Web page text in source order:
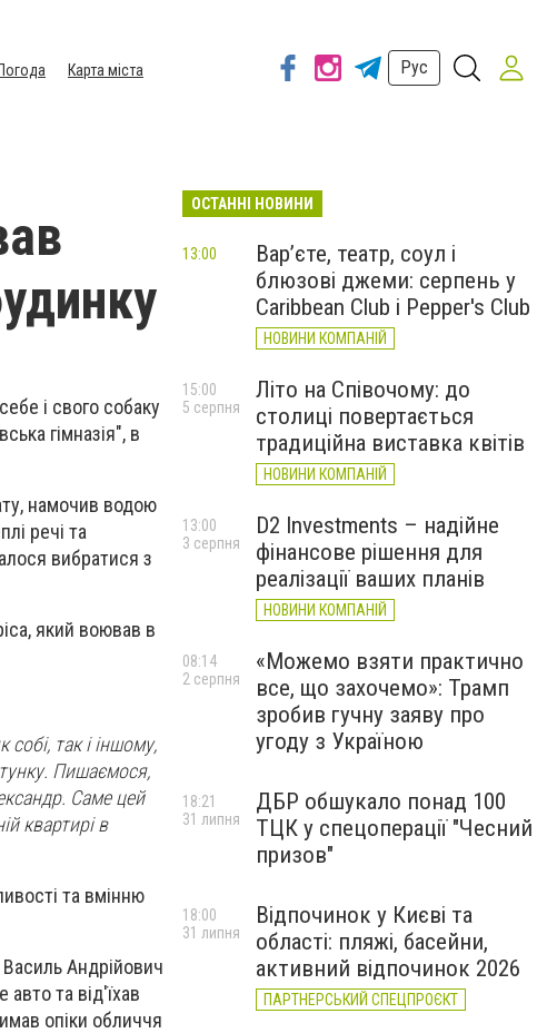
Погода
Карта міста
Рус
і свого собаку
гімназія", в
намочив водою
речі та
вибратися з
який воював в
так і іншому,
Пишаємося,
Саме цей
квартирі в
та вмінню
Василь Андрійович
та від'їхав
опіки обличчя
ОСТАННІ НОВИНИ
Вар’єте, театр, соул і
блюзові джеми: серпень у
Caribbean Club і Pepper's Club
НОВИНИ КОМПАНІЙ
13:00
Літо на Співочому: до
столиці повертається
традиційна виставка квітів
НОВИНИ КОМПАНІЙ
15:00
5 серпня
D2 Investments – надійне
фінансове рішення для
реалізації ваших планів
НОВИНИ КОМПАНІЙ
13:00
3 серпня
«Можемо взяти практично
все, що захочемо»: Трамп
зробив гучну заяву про
угоду з Україною
08:14
2 серпня
ДБР обшукало понад 100
ТЦК у спецоперації "Чесний
призов"
18:21
31 липня
Відпочинок у Києві та
області: пляжі, басейни,
активний відпочинок 2026
ПАРТНЕРСЬКИЙ СПЕЦПРОЄКТ
18:00
31 липня